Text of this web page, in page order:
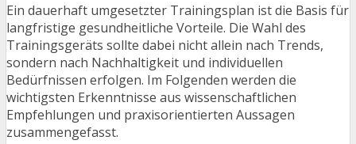
Ein dauerhaft umgesetzter Trainingsplan ist die Basis für
langfristige gesundheitliche Vorteile. Die Wahl des
Trainingsgeräts sollte dabei nicht allein nach Trends,
sondern nach Nachhaltigkeit und individuellen
Bedürfnissen erfolgen. Im Folgenden werden die
wichtigsten Erkenntnisse aus wissenschaftlichen
Empfehlungen und praxisorientierten Aussagen
zusammengefasst.